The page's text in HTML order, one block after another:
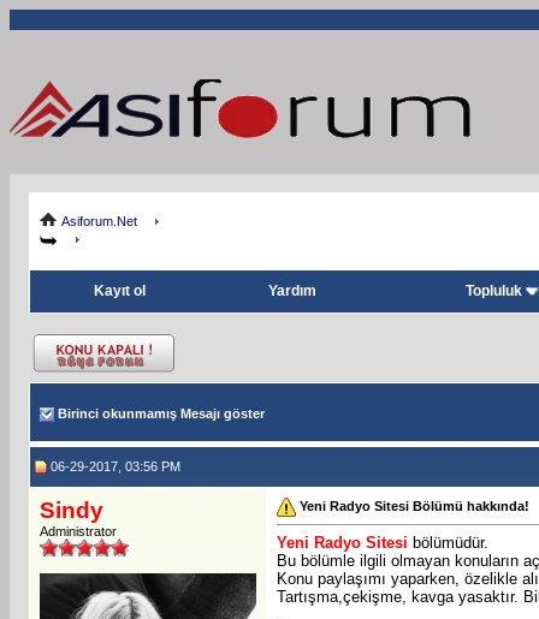
Asiforum.Net
Kayıt ol Yardım Topluluk
Birinci okunmamış Mesajı göster
06-29-2017, 03:56 PM
Sindy
Administrator
Yeni Radyo Sitesi Bölümü hakkında!
Yeni Radyo Sitesi bölümüdür.
Bu bölümle ilgili olmayan konuların
Konu paylaşımı yaparken, özelikle
Tartışma,çekişme, kavga yasaktır.